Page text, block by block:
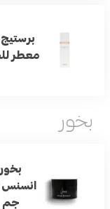
برستيج
معطر
بخور
بخور
جم